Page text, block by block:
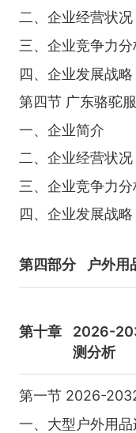
二、企业经营状况
三、企业竞争力分
四、企业发展战略
第四节 广东骆驼
一、企业简介
二、企业经营状况
三、企业竞争力分
四、企业发展战略
第四部分 户外用
第十章
2026-
测分析
第一节 2026-
一、大型户外用